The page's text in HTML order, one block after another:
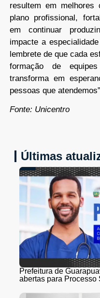
resultem em melhores
plano profissional,
em continuar
impacte a
lembrete de que cada
formação de
transforma em
pessoas que
Fonte: Unicentro
Últimas
Prefeitura de
abertas para